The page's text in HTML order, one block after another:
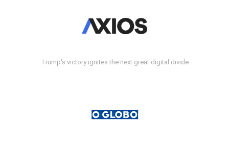
Trump's victory ignites the next great digital divide